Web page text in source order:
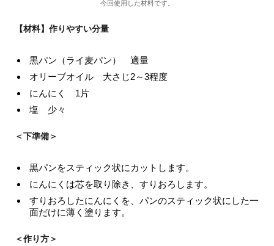
今回使用した材料です。
【材料】作りやすい分量
黒パン（ライ麦パン） 適量
オリーブオイル 大さじ2～3程度
にんにく 1片
塩 少々
＜下準備＞
黒パンをスティック状にカットします。
にんにくは芯を取り除き、すりおろします。
すりおろしたにんにくを、パンのスティック状にした一
面だけに薄く塗ります。
＜作り方＞